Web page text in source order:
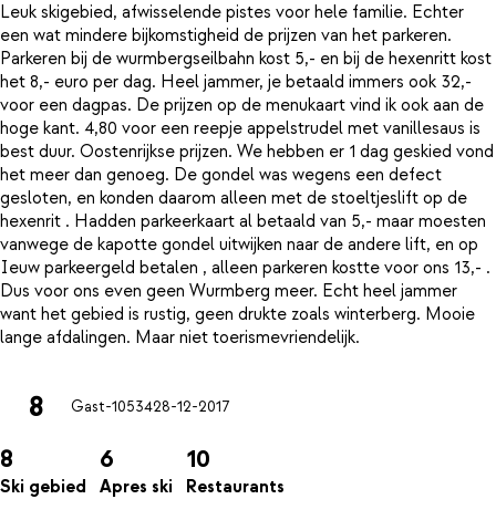
Leuk skigebied, afwisselende pistes voor hele familie. Echter
een wat mindere bijkomstigheid de prijzen van het parkeren.
Parkeren bij de wurmbergseilbahn kost 5,- en bij de hexenritt kost
het 8,- euro per dag. Heel jammer, je betaald immers ook 32,-
voor een dagpas. De prijzen op de menukaart vind ik ook aan de
hoge kant. 4,80 voor een reepje appelstrudel met vanillesaus is
best duur. Oostenrijkse prijzen. We hebben er 1 dag geskied vond
het meer dan genoeg. De gondel was wegens een defect
gesloten, en konden daarom alleen met de stoeltjeslift op de
hexenrit . Hadden parkeerkaart al betaald van 5,- maar moesten
vanwege de kapotte gondel uitwijken naar de andere lift, en op
Ieuw parkeergeld betalen , alleen parkeren kostte voor ons 13,- .
Dus voor ons even geen Wurmberg meer. Echt heel jammer
want het gebied is rustig, geen drukte zoals winterberg. Mooie
8 Gast-1053428-12-2017
8
Ski gebied
6
Apres ski
10
Restaurants